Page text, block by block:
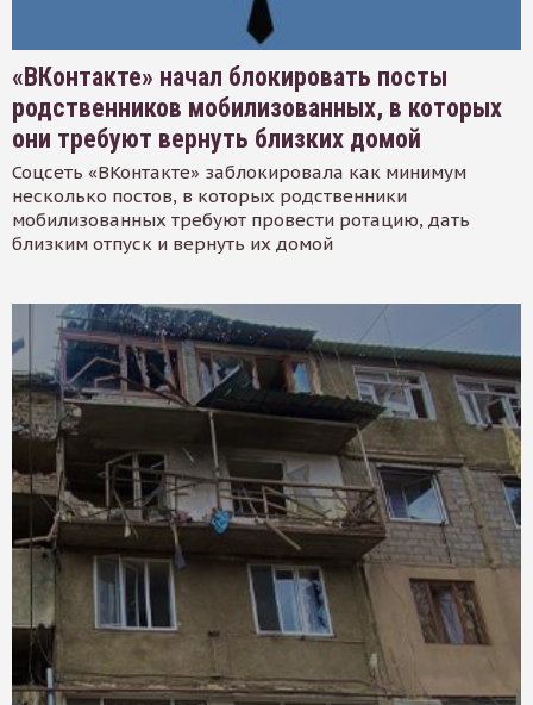
«ВКонтакте» начал блокировать посты
родственников мобилизованных, в которых
они требуют вернуть близких домой
Соцсеть «ВКонтакте» заблокировала как минимум
несколько постов, в которых родственники
мобилизованных требуют провести ротацию, дать
близким отпуск и вернуть их домой